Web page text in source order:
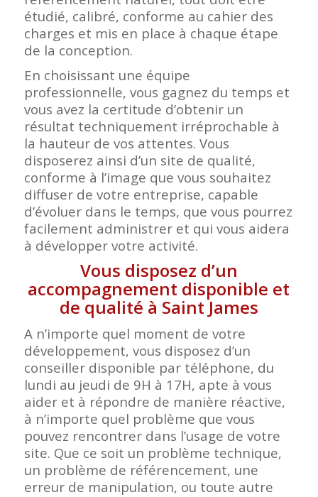
étudié, calibré, conforme au cahier des
charges et mis en place à chaque étape
de la conception.
En choisissant une équipe
professionnelle, vous gagnez du temps et
vous avez la certitude d’obtenir un
résultat techniquement irréprochable à
la hauteur de vos attentes. Vous
disposerez ainsi d’un site de qualité,
conforme à l’image que vous souhaitez
diffuser de votre entreprise, capable
d’évoluer dans le temps, que vous pourrez
facilement administrer et qui vous aidera
à développer votre activité.
Vous disposez d’un
accompagnement disponible et
de qualité à Saint James
A n’importe quel moment de votre
développement, vous disposez d’un
conseiller disponible par téléphone, du
lundi au jeudi de 9H à 17H, apte à vous
aider et à répondre de manière réactive,
à n’importe quel problème que vous
pouvez rencontrer dans l’usage de votre
site. Que ce soit un problème technique,
un problème de référencement, une
erreur de manipulation, ou toute autre